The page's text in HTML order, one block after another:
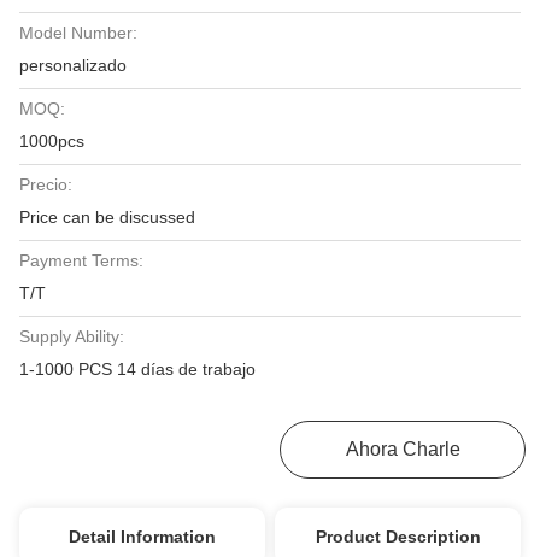
Model Number:
personalizado
MOQ:
1000pcs
Precio:
Price can be discussed
Payment Terms:
T/T
Supply Ability:
1-1000 PCS 14 días de trabajo
Ahora Charle
Detail Information Product Description